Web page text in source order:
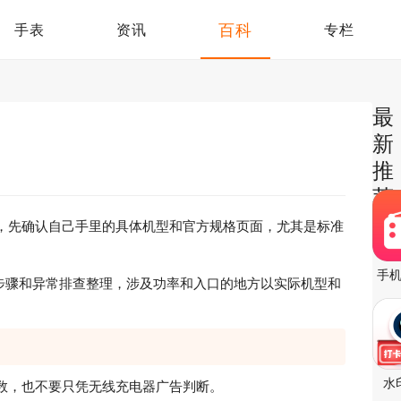
手表 资讯 百科 专栏
确认自己手里的具体机型和官方规格页面，尤其是标准
异常排查整理，涉及功率和入口的地方以实际机型和
也不要只凭无线充电器广告判断。
最
新
推
荐
手
水